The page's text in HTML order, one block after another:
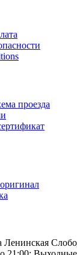
проезда
Ленинская